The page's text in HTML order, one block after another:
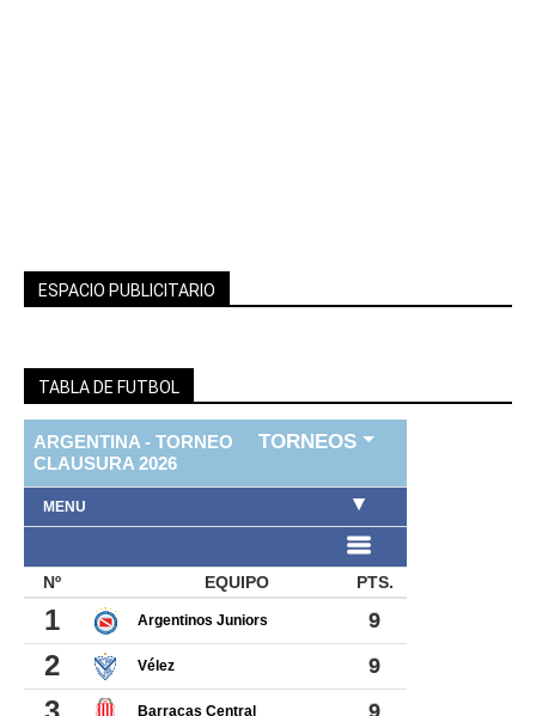
ESPACIO PUBLICITARIO
TABLA DE FUTBOL